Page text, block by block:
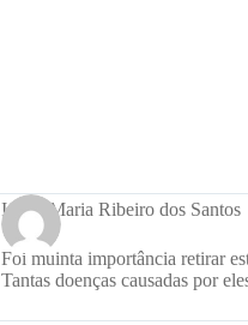
Ivone Maria Ribeiro dos Santos
Foi muinta importância retirar
Tantas doenças causadas por